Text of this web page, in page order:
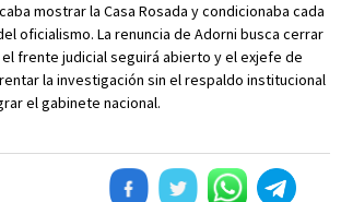
mostrar la Casa Rosada y condicionaba cada
oficialismo. La renuncia de Adorni busca cerrar
frente judicial seguirá abierto y el exjefe de
la investigación sin el respaldo institucional
el gabinete nacional.